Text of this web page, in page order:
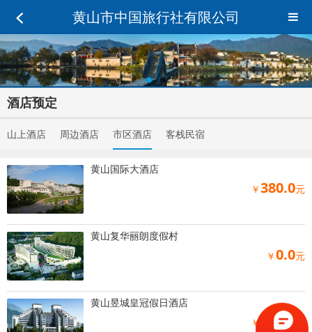
黄山市中国旅行社有限公司
酒店预定
山上酒店 周边酒店 市区酒店 客栈民宿
黄山国际大酒店
￥380.0元
黄山复华丽朗度假村
￥0.0元
黄山昱城皇冠假日酒店
￥
728.0